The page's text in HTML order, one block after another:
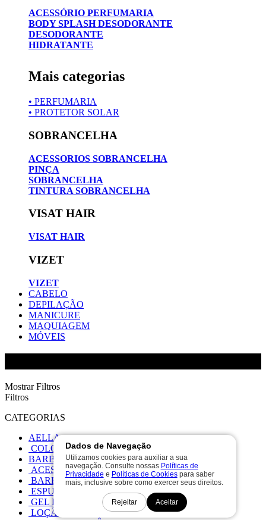
ACESSÓRIO PERFUMARIA
BODY SPLASH DESODORANTE
DESODORANTE
HIDRATANTE
Mais categorias
• PERFUMARIA
• PROTETOR SOLAR
SOBRANCELHA
ACESSORIOS SOBRANCELHA
PINÇA
SOBRANCELHA
TINTURA SOBRANCELHA
VISAT HAIR
VISAT HAIR
VIZET
VIZET
CABELO
DEPILAÇÃO
MANICURE
MAQUIAGEM
MÓVEIS
Mostrar Filtros
Filtros
CATEGORIAS
AELLA
COLORAÇAO
BARBEARIA
ACESSÓRIOS BARBEARIA
BARBEARIA
ESPUMA CREME BARBEARIA
GEL BARBEARIA
LOÇÃO BARBEARIA
Dados de Navegação
Utilizamos cookies para auxiliar a sua
navegação. Consulte nossas Políticas de
Privacidade e Políticas de Cookiespara saber
mais, inclusive sobre como exercer seus direitos.
Rejeitar Aceitar